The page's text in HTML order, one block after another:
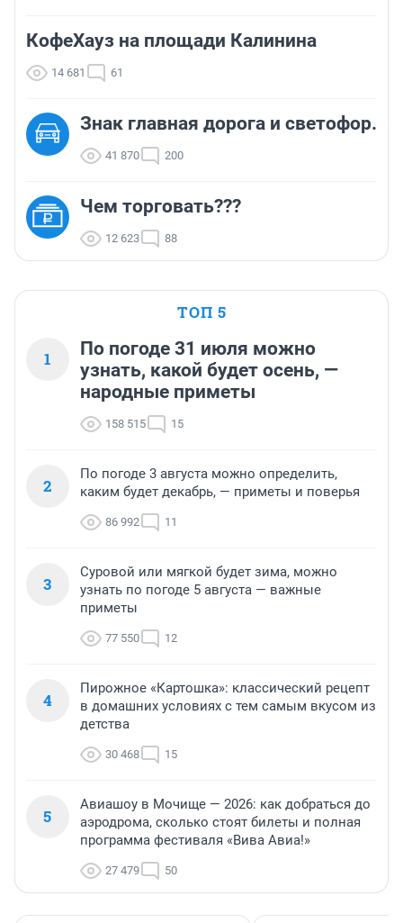
КофеХауз на площади Калинина
14 681 61
Знак главная дорога и светофор.
41 870 200
Чем торговать???
12 623 88
ТОП 5
1
По погоде 31 июля можно
узнать, какой будет осень, —
народные приметы
158 515 15
2
По погоде 3 августа можно определить,
каким будет декабрь, — приметы и поверья
86 992 11
3
Суровой или мягкой будет зима, можно
узнать по погоде 5 августа — важные
приметы
77 550 12
4
Пирожное «Картошка»: классический рецепт
в домашних условиях с тем самым вкусом из
детства
30 468 15
5
Авиашоу в Мочище — 2026: как добраться до
аэродрома, сколько стоят билеты и полная
программа фестиваля «Вива Авиа!»
27 479 50